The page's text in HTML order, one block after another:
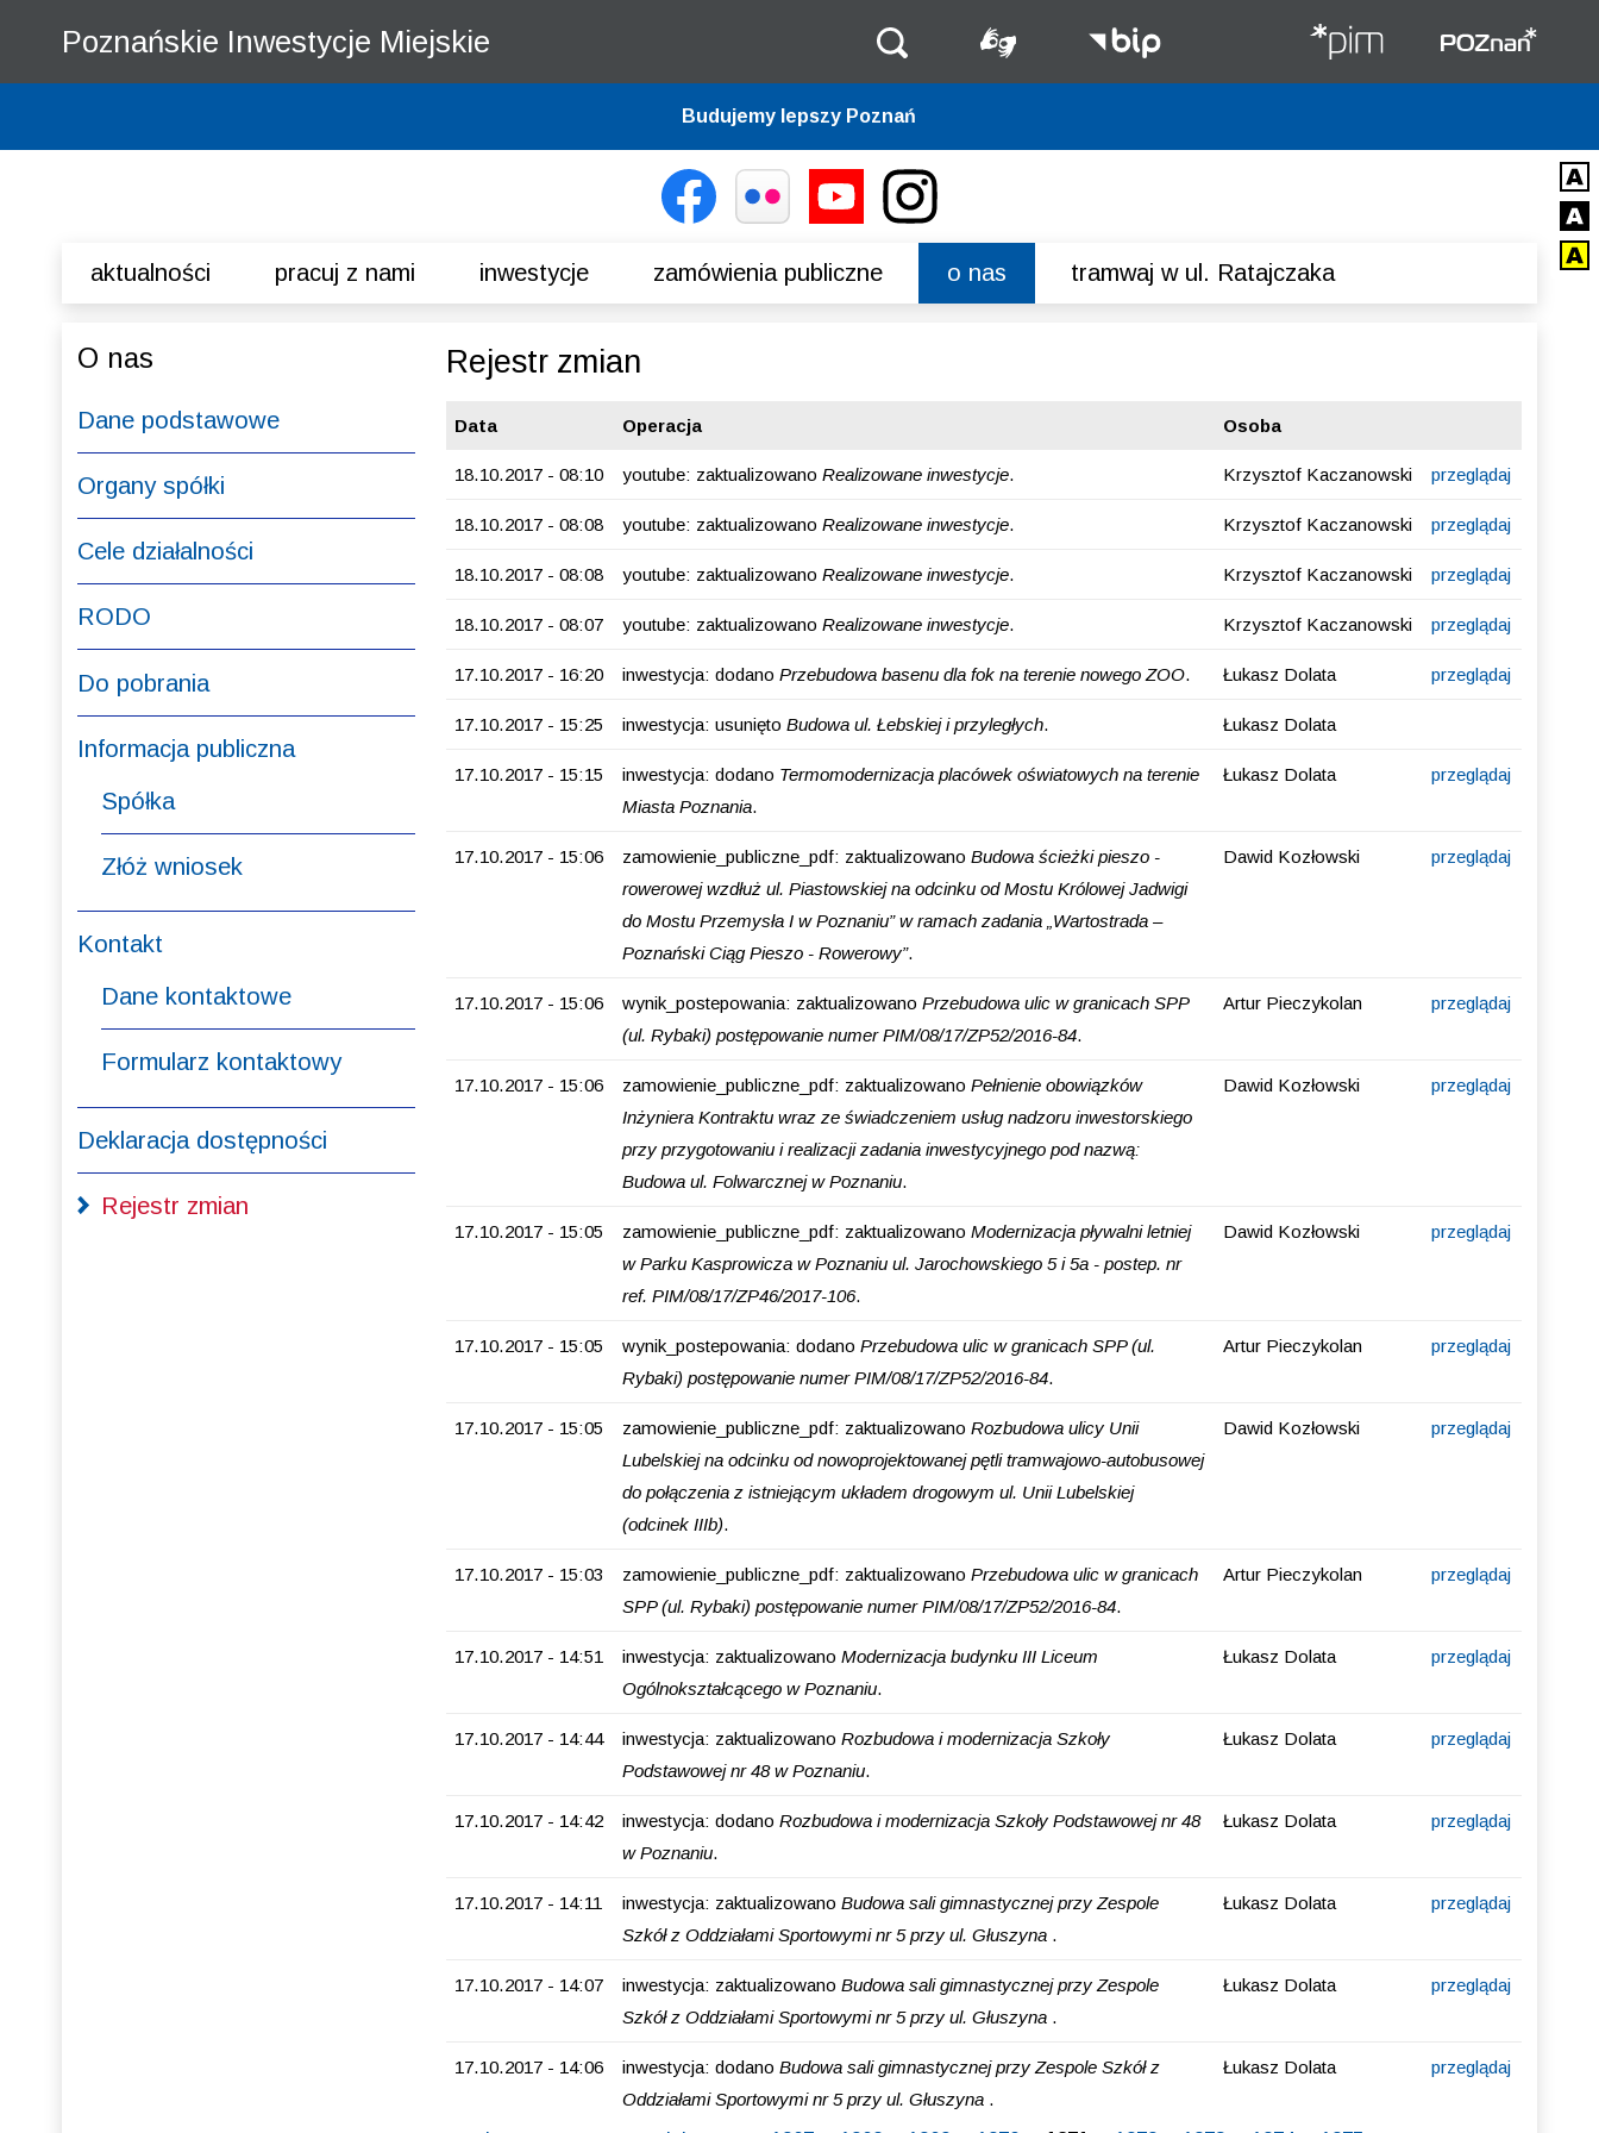
Przejdź do wyszukiwarki
Przejdź do treści
Poznańskie Inwestycje Miejskie
Budujemy lepszy Poznań
Aktualności Pracuj z nami Inwestycje Zamówienia publiczne O nas Tramwaj w ul. Ratajczaka
Menu
O nas
Dane podstawowe
Organy spółki
Cele działalności
RODO
Do pobrania
Informacja publiczna
Spółka
Złóż wniosek
Kontakt
Dane kontaktowe
Formularz kontaktowy
Deklaracja dostępności
Rejestr zmian
Rejestr zmian
Data Operacja Osoba
18.10.2017 - 08:10 youtube: zaktualizowanoRealizowane inwestycje. Krzysztof Kaczanowski przeglądaj
18.10.2017 - 08:08 youtube: zaktualizowanoRealizowane inwestycje. Krzysztof Kaczanowski przeglądaj
18.10.2017 - 08:08 youtube: zaktualizowanoRealizowane inwestycje. Krzysztof Kaczanowski przeglądaj
18.10.2017 - 08:07 youtube: zaktualizowanoRealizowane inwestycje. Krzysztof Kaczanowski przeglądaj
17.10.2017 - 16:20 inwestycja: dodanoPrzebudowa basenu dla fok na terenie nowego ZOO. Łukasz Dolata przeglądaj
17.10.2017 - 15:25 inwestycja: usuniętoBudowa ul. Łebskiej i przyległych. Łukasz Dolata
17.10.2017 - 15:15 inwestycja: dodano Termomodernizacja placówek oświatowych na terenie
Miasta Poznania.
Łukasz Dolata przeglądaj
17.10.2017 - 15:06 zamowienie_publiczne_pdf: zaktualizowanoBudowa ścieżki pieszo -
rowerowej wzdłuż ul. Piastowskiej na odcinku od Mostu Królowej Jadwigi
do Mostu Przemysła I w Poznaniu” w ramach zadania „Wartostrada –
Poznański Ciąg Pieszo - Rowerowy”.
Dawid Kozłowski przeglądaj
17.10.2017 - 15:06 wynik_postepowania: zaktualizowanoPrzebudowa ulic w granicach SPP
(ul. Rybaki) postępowanie numer PIM/08/17/ZP52/2016-84.
Artur Pieczykolan przeglądaj
17.10.2017 - 15:06 zamowienie_publiczne_pdf: zaktualizowanoPełnienie obowiązków
Inżyniera Kontraktu wraz ze świadczeniem usług nadzoru inwestorskiego
przy przygotowaniu i realizacji zadania inwestycyjnego pod nazwą:
Budowa ul. Folwarcznej w Poznaniu.
Dawid Kozłowski przeglądaj
17.10.2017 - 15:05 zamowienie_publiczne_pdf: zaktualizowanoModernizacja pływalni letniej
w Parku Kasprowicza w Poznaniu ul. Jarochowskiego 5 i 5a - postep. nr
ref. PIM/08/17/ZP46/2017-106.
Dawid Kozłowski przeglądaj
17.10.2017 - 15:05 wynik_postepowania: dodanoPrzebudowa ulic w granicach SPP (ul.
Rybaki) postępowanie numer PIM/08/17/ZP52/2016-84.
Artur Pieczykolan przeglądaj
17.10.2017 - 15:05 zamowienie_publiczne_pdf: zaktualizowanoRozbudowa ulicy Unii
Lubelskiej na odcinku od nowoprojektowanej pętli tramwajowo-autobusowej
do połączenia z istniejącym układem drogowym ul. Unii Lubelskiej
(odcinek IIIb).
Dawid Kozłowski przeglądaj
17.10.2017 - 15:03 zamowienie_publiczne_pdf: zaktualizowanoPrzebudowa ulic w granicach
SPP (ul. Rybaki) postępowanie numer PIM/08/17/ZP52/2016-84.
Artur Pieczykolan przeglądaj
17.10.2017 - 14:51 inwestycja: zaktualizowanoModernizacja budynku III Liceum
Ogólnokształcącego w Poznaniu.
Łukasz Dolata przeglądaj
17.10.2017 - 14:44 inwestycja: zaktualizowanoRozbudowa i modernizacja Szkoły
Podstawowej nr 48 w Poznaniu.
Łukasz Dolata przeglądaj
17.10.2017 - 14:42 inwestycja: dodanoRozbudowa i modernizacja Szkoły Podstawowej nr 48
w Poznaniu.
Łukasz Dolata przeglądaj
17.10.2017 - 14:11 inwestycja: zaktualizowanoBudowa sali gimnastycznej przy Zespole
Szkół z Oddziałami Sportowymi nr 5 przy ul. Głuszyna .
Łukasz Dolata przeglądaj
17.10.2017 - 14:07 inwestycja: zaktualizowanoBudowa sali gimnastycznej przy Zespole
Szkół z Oddziałami Sportowymi nr 5 przy ul. Głuszyna .
Łukasz Dolata przeglądaj
17.10.2017 - 14:06 inwestycja: dodanoBudowa sali gimnastycznej przy Zespole Szkół z
Oddziałami Sportowymi nr 5 przy ul. Głuszyna .
Łukasz Dolata przeglądaj